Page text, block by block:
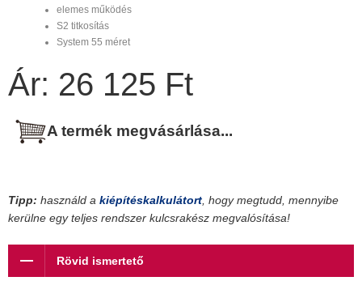
elemes működés
S2 titkosítás
System 55 méret
Ár: 26 125 Ft
A termék megvásárlása...
Tipp: használd a kiépítéskalkulátort , hogy megtudd, mennyibe
kerülne egy teljes rendszer kulcsrakész megvalósítása!
Rövid ismertető